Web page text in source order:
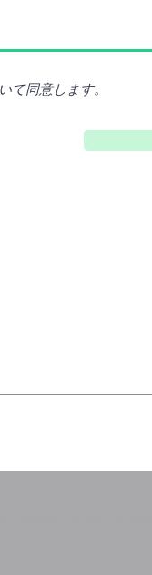
て同意します。